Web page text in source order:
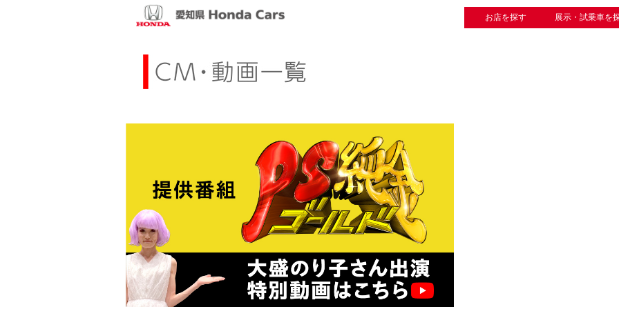
お店を探す 展示・試乗車を